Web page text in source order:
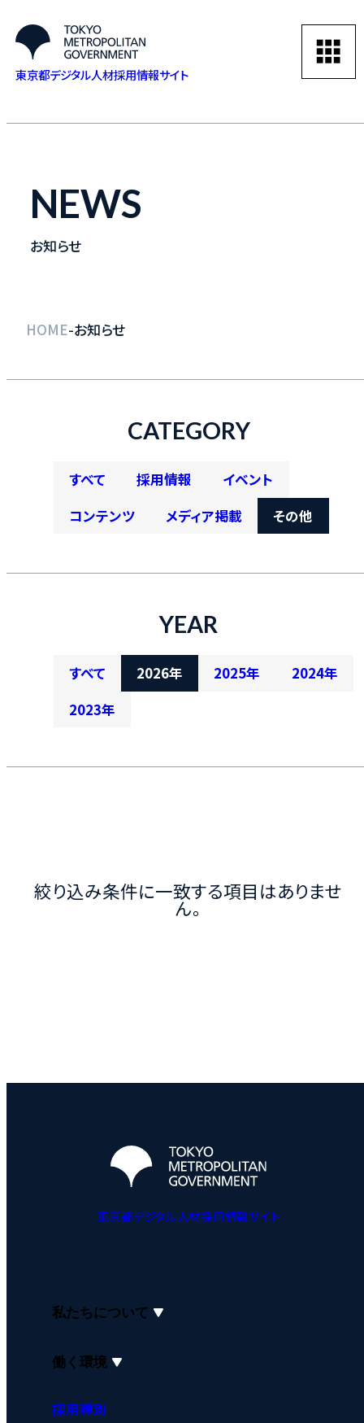
東京都デジタル人材採用情報サイト
NEWS
お知らせ
HOME-お知らせ
CATEGORY
すべて 採用情報
イベント
コンテンツ
メディア掲載 その他
YEAR
すべて 2026年 2025年
2024年
2023年
絞り込み条件に一致する項目はありませ
ん。
東京都デジタル人材採用情報サイト
私たちについて
働く環境
採用種別